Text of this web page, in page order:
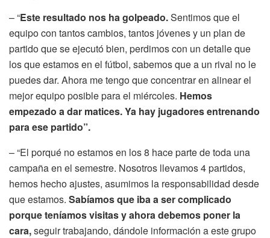
– “Este resultado nos ha golpeado.Sentimos que el
equipo con tantos cambios, tantos jóvenes y un plan de
partido que se ejecutó bien, perdimos con un detalle que
los que estamos en el fútbol, sabemos que a un rival no le
puedes dar. Ahora me tengo que concentrar en alinear el
mejor equipo posible para el miércoles. Hemos
empezado a dar matices. Ya hay jugadores entrenando
para ese partido”.
– “El porqué no estamos en los 8 hace parte de toda una
campaña en el semestre. Nosotros llevamos 4 partidos,
hemos hecho ajustes, asumimos la responsabilidad desde
que estamos. Sabíamos que iba a ser complicado
porque teníamos visitas y ahora debemos poner la
cara,seguir trabajando, dándole información a este grupo